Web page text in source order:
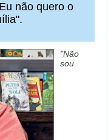
não quero o
"Não
sou